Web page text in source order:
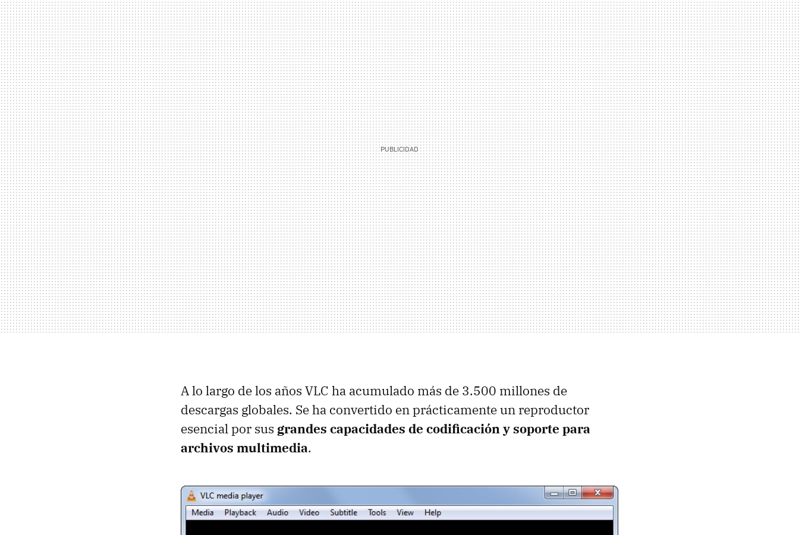
A lo largo de los años VLC ha acumulado más de 3.500 millones de
descargas globales. Se ha convertido en prácticamente un reproductor
esencial por sus grandes capacidades de codificación y soporte para
archivos multimedia.